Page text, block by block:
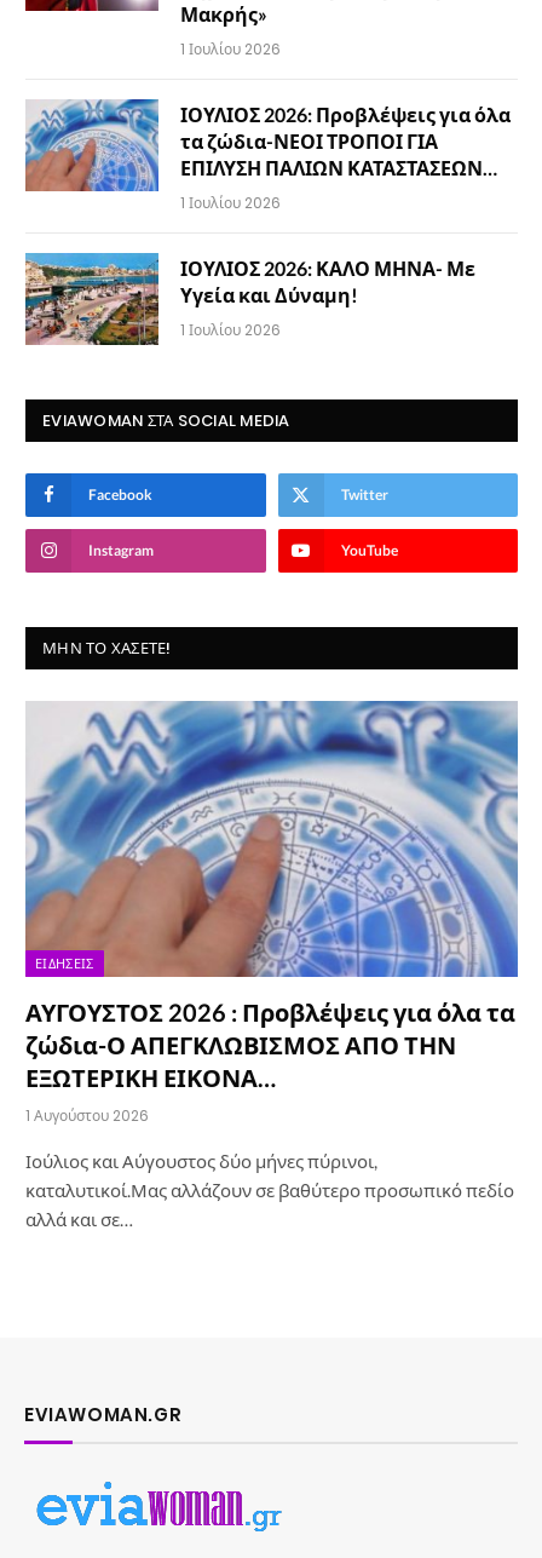
Μακρής»
1 Ιουλίου 2026
ΙΟΥΛΙΟΣ 2026: Προβλέψεις για όλα
τα ζώδια-ΝΕΟΙ ΤΡΟΠΟΙ ΓΙΑ
ΕΠΙΛΥΣΗ ΠΑΛΙΩΝ ΚΑΤΑΣΤΑΣΕΩΝ…
1 Ιουλίου 2026
ΙΟΥΛΙΟΣ 2026: ΚΑΛΟ ΜΗΝΑ- Με
Υγεία και Δύναμη!
1 Ιουλίου 2026
EVIAWOMAN ΣΤΑ SOCIAL MEDIA
Facebook Twitter
Instagram YouTube
ΜΗΝ ΤΟ ΧΆΣΕΤΕ!
ΕΙΔΉΣΕΙΣ
ΑΥΓΟΥΣΤΟΣ 2026 : Προβλέψεις για όλα τα
ζώδια-Ο ΑΠΕΓΚΛΩΒΙΣΜΟΣ ΑΠΟ ΤΗΝ
ΕΞΩΤΕΡΙΚΗ ΕΙΚΟΝΑ…
1 Αυγούστου 2026
Ιούλιος και Αύγουστος δύο μήνες πύρινοι,
καταλυτικοί.Μας αλλάζουν σε βαθύτερο προσωπικό πεδίο
αλλά και σε…
EVIAWOMAN.GR